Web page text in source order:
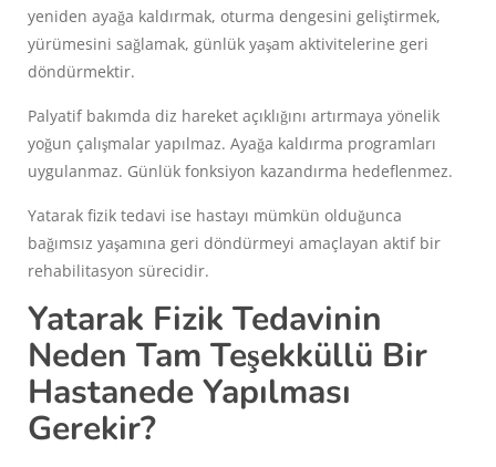
yeniden ayağa kaldırmak, oturma dengesini geliştirmek,
yürümesini sağlamak, günlük yaşam aktivitelerine geri
döndürmektir.
Palyatif bakımda diz hareket açıklığını artırmaya yönelik
yoğun çalışmalar yapılmaz. Ayağa kaldırma programları
uygulanmaz. Günlük fonksiyon kazandırma hedeflenmez.
Yatarak fizik tedavi ise hastayı mümkün olduğunca
bağımsız yaşamına geri döndürmeyi amaçlayan aktif bir
rehabilitasyon sürecidir.
Yatarak Fizik Tedavinin
Neden Tam Teşekküllü Bir
Hastanede Yapılması
Gerekir?